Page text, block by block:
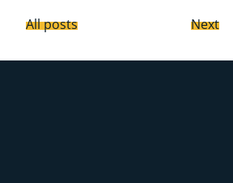
All posts Next